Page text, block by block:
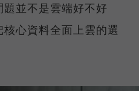
並不是雲端好不好
心資料全面上雲的選